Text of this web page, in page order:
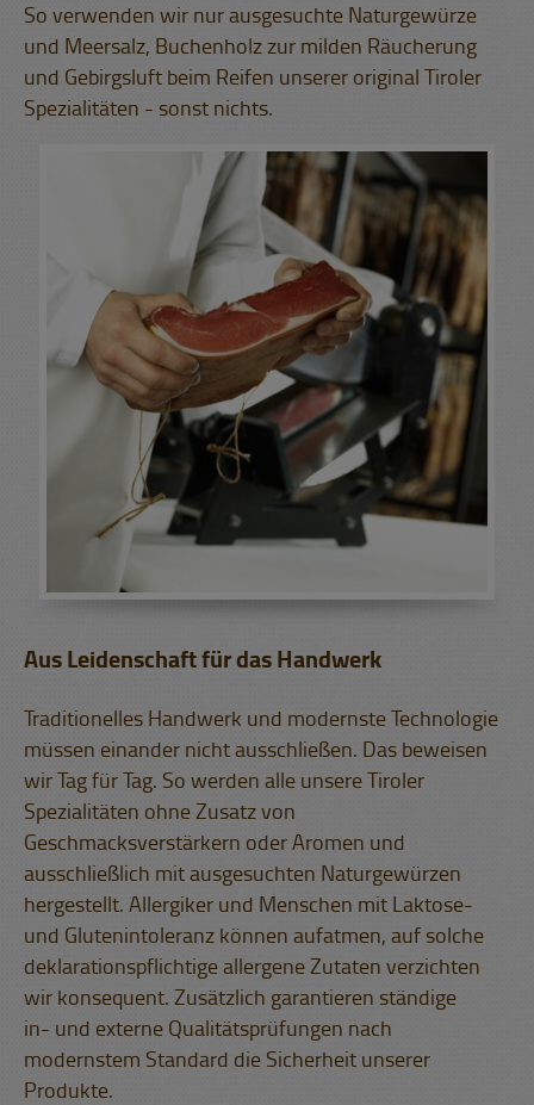
So verwenden wir nur ausgesuchte Naturgewürze
und Meersalz, Buchenholz zur milden Räucherung
und Gebirgsluft beim Reifen unserer original Tiroler
Spezialitäten - sonst nichts.
Aus Leidenschaft für das Handwerk
Traditionelles Handwerk und modernste Technologie
müssen einander nicht ausschließen. Das beweisen
wir Tag für Tag. So werden alle unsere Tiroler
Spezialitäten ohne Zusatz von
Geschmacksverstärkern oder Aromen und
ausschließlich mit ausgesuchten Naturgewürzen
hergestellt. Allergiker und Menschen mit Laktose-
und Glutenintoleranz können aufatmen, auf solche
deklarationspflichtige allergene Zutaten verzichten
wir konsequent. Zusätzlich garantieren ständige
in- und externe Qualitätsprüfungen nach
modernstem Standard die Sicherheit unserer
Produkte.